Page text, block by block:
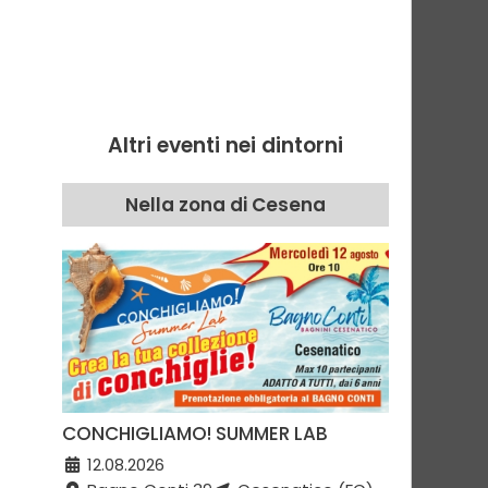
Altri eventi nei dintorni
Nella zona di Cesena
CONCHIGLIAMO! SUMMER LAB
12.08.2026